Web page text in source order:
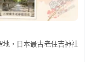
，日本最古老住吉神社